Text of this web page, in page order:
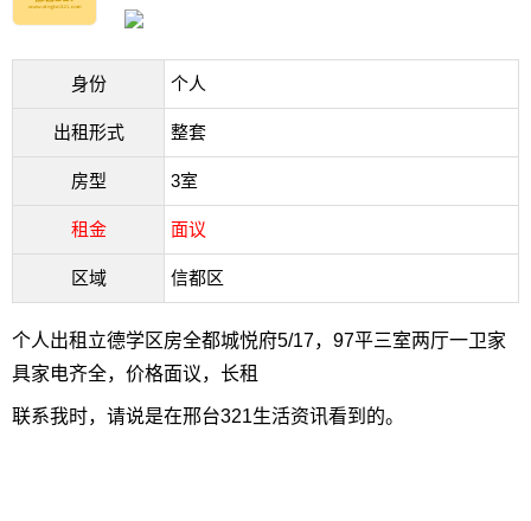
身份 个人
出租形式 整套
房型 3室
租金 面议
区域 信都区
个人出租立德学区房全都城悦府5/17，97平三室两厅一卫家
具家电齐全，价格面议，长租
联系我时，请说是在邢台321生活资讯看到的。